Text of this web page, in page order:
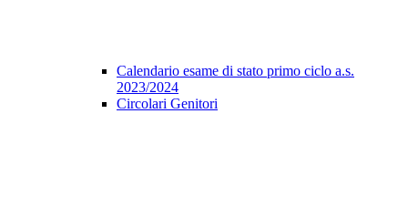
Calendario esame di stato primo ciclo a.s.
2023/2024
Circolari Genitori